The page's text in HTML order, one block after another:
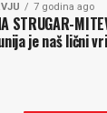
7 godina ago
STRUGAR-
je naš lični